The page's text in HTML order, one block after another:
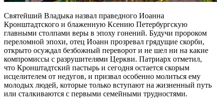
Святейший Владыка назвал праведного Иоанна
Кронштадтского и блаженную Ксению Петербургскую
главными столпами веры в эпоху гонений. Будучи пророком
переломной эпохи, отец Иоанн прозревал грядущие скорби,
открыто осуждал безбожный переворот и не шел ни на какие
компромиссы с разрушителями Церкви. Патриарх отметил,
что Кронштадтский пастырь и сегодня остается скорым
исцелителем от недугов, и призвал особенно молиться ему
молодых людей, которые только вступают на жизненный путь
или сталкиваются с первыми семейными трудностями.